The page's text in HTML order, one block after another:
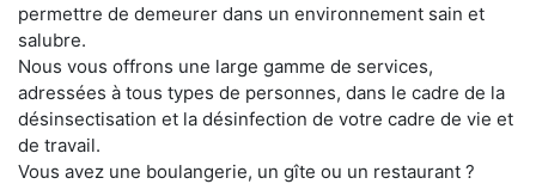
permettre de demeurer dans un environnement sain et
salubre.
Nous vous offrons une large gamme de services,
adressées à tous types de personnes, dans le cadre de la
désinsectisation et la désinfection de votre cadre de vie et
de travail.
Vous avez une boulangerie, un gîte ou un restaurant ?